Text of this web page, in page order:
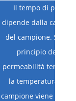
Il tempo di
dipende dalla
del campione. Sulla
principio del
permeabilità termica
la temperatura
campione viene